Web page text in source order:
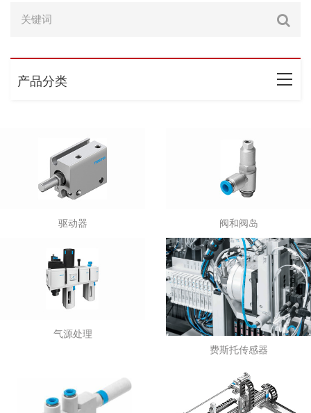
产品分类
驱动器 阀和阀岛
气源处理
费斯托传感器